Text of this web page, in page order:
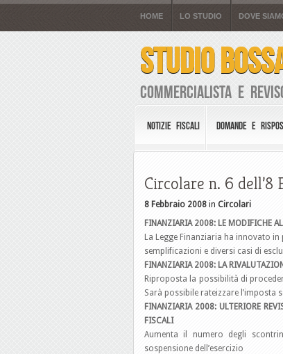
HOME LO STUDIO DOVE
STUDIO
Commercialista e
NOTIZIE FISCALI DOMANDE E
Circolare n. 6 dell’8
8 Febbraio 2008 in Circolari
FINANZIARIA 2008: LE MODIFICHE
La Legge Finanziaria ha innovato
semplificazioni e diversi casi di
FINANZIARIA 2008: LA
Riproposta la possibilità di
Sarà possibile rateizzare
FINANZIARIA 2008: ULTERIORE
FISCALI
Aumenta il numero degli
sospensione dell’esercizio